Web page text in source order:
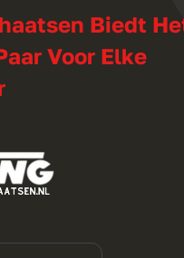
Biedt
Voor Elke